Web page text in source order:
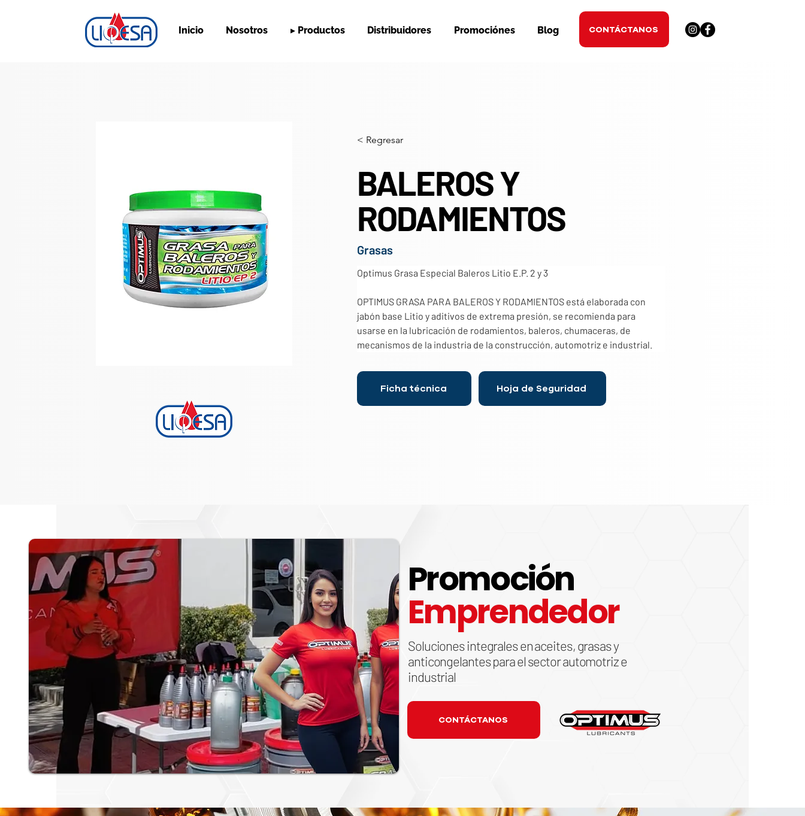
Inicio Nosotros ▸ Productos Distribuidores Promociónes Blog CONTÁCTANOS
< Regresar
BALEROS Y
RODAMIENTOS
Grasas
Optimus Grasa Especial Baleros Litio E.P. 2 y 3
OPTIMUS GRASA PARA BALEROS Y RODAMIENTOS está elaborada con
jabón base Litio y aditivos de extrema presión, se recomienda para
usarse en la lubricación de rodamientos, baleros, chumaceras, de
mecanismos de la industria de la construcción, automotriz e industrial.
Ficha técnica Hoja de Seguridad
Promoción
Emprendedor
Soluciones integrales en aceites, grasas y
anticongelantes para el sector automotriz e
industrial
CONTÁCTANOS